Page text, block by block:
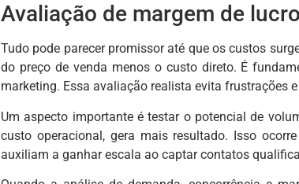
Avaliação de margem de lucro
Tudo pode parecer promissor até que os custos
do preço de venda menos o custo direto. É
marketing. Essa avaliação realista evita frustrações
Um aspecto importante é testar o potencial de
custo operacional, gera mais resultado. Isso
auxiliam a ganhar escala ao captar contatos